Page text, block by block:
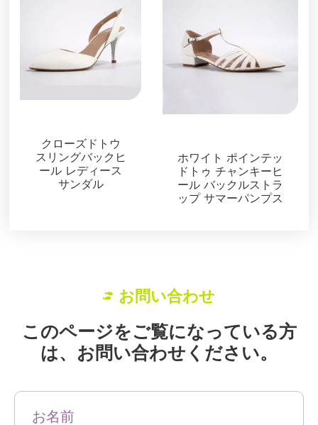
クローズドトウ
スリングバックヒ
ール レディース
サンダル
ホワイト ポインテッ
ドトゥ チャンキーヒ
ール バックルストラ
ップ サマーパンプス
お問い合わせ
このページをご覧になっている方
は、お問い合わせください。